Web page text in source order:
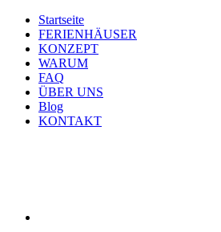
Startseite
FERIENHÄUSER
KONZEPT
WARUM
FAQ
ÜBER UNS
Blog
KONTAKT